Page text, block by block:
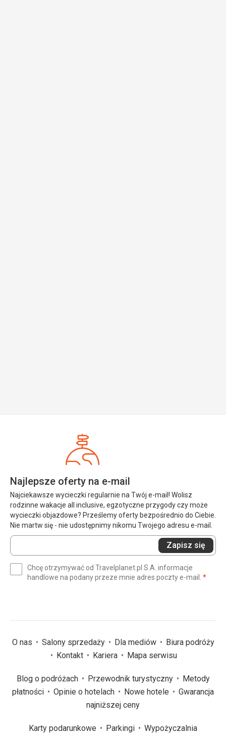
Najlepsze oferty na e-mail
Najciekawsze wycieczki regularnie na Twój e-mail! Wolisz
rodzinne wakacje all inclusive, egzotyczne przygody czy może
wycieczki objazdowe? Prześlemy oferty bezpośrednio do Ciebie.
Nie martw się - nie udostępnimy nikomu Twojego adresu e-mail.
Wprowadź
swój
(wymagane)
Zapisz się
Chcę otrzymywać od Travelplanet.pl S.A. informacje
handlowe na podany przeze mnie adres poczty e-mail. *
O nas Salony sprzedaży Dla mediów
Biura podróży
Kontakt
Kariera Mapa serwisu
Blog o podróżach Przewodnik turystyczny
Metody
płatności
Opinie o hotelach Nowe hotele
Gwarancja
najniższej ceny
Karty podarunkowe Parkingi
Wypożyczalnia